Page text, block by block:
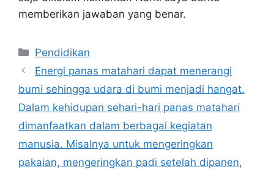
memberikan jawaban yang benar.
Kategori
Pendidikan
Energi panas matahari dapat menerangi
bumi sehingga udara di bumi menjadi hangat.
Dalam kehidupan sehari-hari panas matahari
dimanfaatkan dalam berbagai kegiatan
manusia. Misalnya untuk mengeringkan
pakaian, mengeringkan padi setelah dipanen,